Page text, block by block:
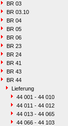
BR 03
BR 03.10
BR 04
BR 05
BR 06
BR 23
BR 24
BR 41
BR 43
BR 44
Lieferung
44 001 - 44 010
44 011 - 44 012
44 013 - 44 065
44 066 - 44 103